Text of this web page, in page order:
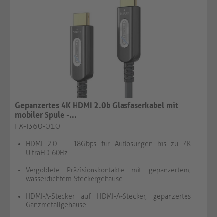
Gepanzertes 4K HDMI 2.0b Glasfaserkabel mit
mobiler Spule -...
FX-I360-010
HDMI 2.0 — 18Gbps für Auflösungen bis zu 4K
UltraHD 60Hz
Vergoldete Präzisionskontakte mit gepanzertem,
wasserdichtem Steckergehäuse
HDMI-A-Stecker auf HDMI-A-Stecker, gepanzertes
Ganzmetallgehäuse